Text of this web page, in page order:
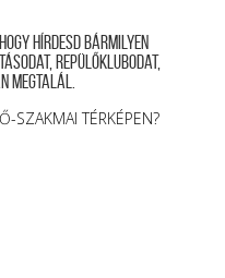
hírdesd bármilyen
repülőklubodat,
megtalál.
SZAKMAI TÉRKÉPEN?